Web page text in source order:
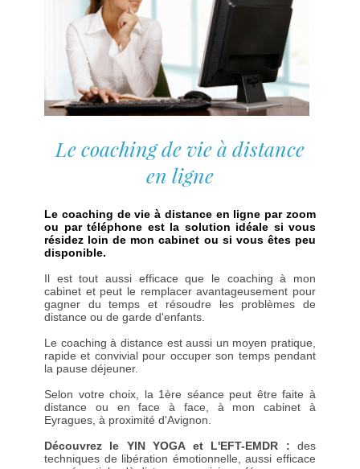
Le coaching de vie à distance
en ligne
Le coaching de vie à distance en ligne par zoom
ou par téléphone est la solution idéale si vous
résidez loin de mon cabinet ou si vous êtes peu
disponible.
Il est tout aussi efficace que le coaching à mon
cabinet et peut le remplacer avantageusement pour
gagner du temps et résoudre les problèmes de
distance ou de garde d'enfants.
Le coaching à distance est aussi un moyen pratique,
rapide et convivial pour occuper son temps pendant
la pause déjeuner.
Selon votre choix, la 1ère séance peut être faite à
distance ou en face à face, à mon cabinet à
Eyragues, à proximité d'Avignon.
Découvrez le YIN YOGA et L'EFT-EMDR :
des
techniques de libération émotionnelle, aussi efficace